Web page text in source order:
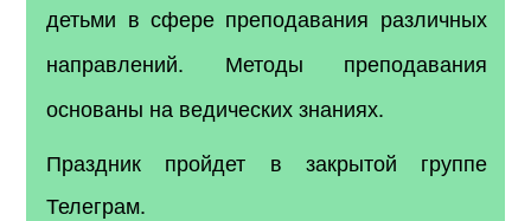
детьми в сфере преподавания различных
направлений. Методы преподавания
основаны на ведических знаниях.
Праздник пройдет в закрытой группе
Телеграм.